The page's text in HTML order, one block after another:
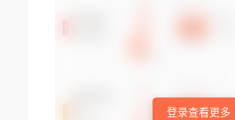
登录查看更多